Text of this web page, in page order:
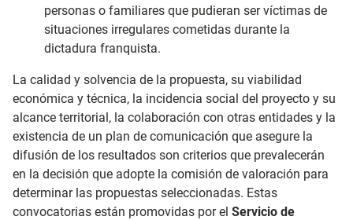
personas o familiares que pudieran ser víctimas de
situaciones irregulares cometidas durante la
dictadura franquista.
La calidad y solvencia de la propuesta, su viabilidad
económica y técnica, la incidencia social del proyecto y su
alcance territorial, la colaboración con otras entidades y la
existencia de un plan de comunicación que asegure la
difusión de los resultados son criterios que prevalecerán
en la decisión que adopte la comisión de valoración para
determinar las propuestas seleccionadas. Estas
convocatorias están promovidas por el Servicio de